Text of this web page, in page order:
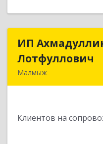
ИП
Лотфуллович
Малмыж
Клиентов на
ИП